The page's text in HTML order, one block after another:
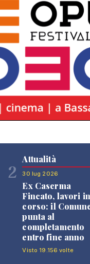
2
Attualità
30 lug 2026
Ex Caserma
Fincato, lavori in
corso: il
punta al
completamento
entro fine anno
Visto 19.156 volte